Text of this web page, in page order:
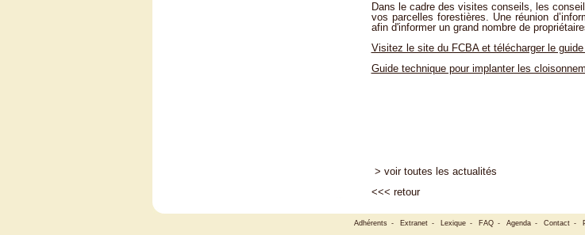
Dans le cadre des visites conseils, les
vos parcelles forestières. Une réunion
afin d'informer un grand nombre de
Visitez le site du FCBA et télécharger le
Guide technique pour implanter les
> voir toutes les actualités
<<< retour
Adhérents - Extranet - Lexique - FAQ - Agenda - Contact -